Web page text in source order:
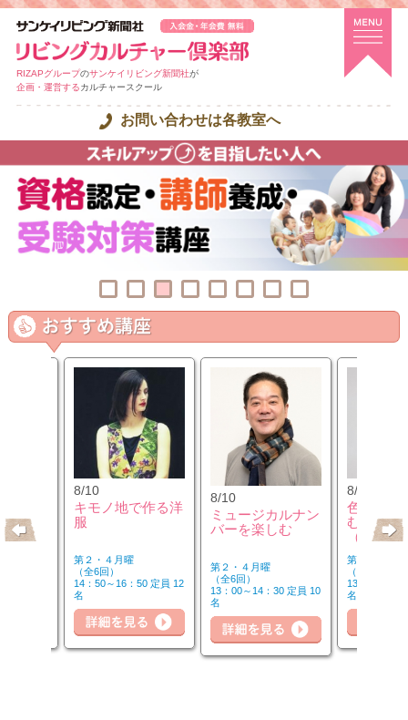
RIZAPグループのサンケイリビング新聞社が
企画・運営するカルチャースクール
お問い合わせは各教室へ
8/10
キモノ地で作る洋
服
第２・４月曜
（全6回）
14：50～16：50 定員 12
名
8/10
ミュージカルナン
バーを楽しむ
第２・４月曜
（全6回）
13：00～14：30 定員 10
名
8/12
色のチカ
むカラー
（第2水
第２水曜
（全3回）
13：00～14
名
詳細を見る 詳細を見る